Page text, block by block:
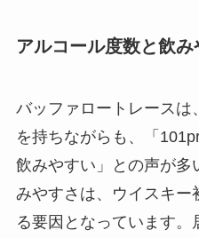
アルコール度数と飲み
バッファロートレースは
を持ちながらも、「
飲みやすい」との声が多
みやすさは、ウイスキー
る要因となっています